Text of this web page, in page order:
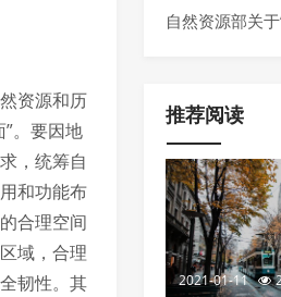
资源和历
。要因地
，统筹自
和功能布
合理空间
域，合理
韧性。其
量发展的通知
—2035 年）》
新项目负面清单
自然资源部关
推荐阅读
2021-01-11